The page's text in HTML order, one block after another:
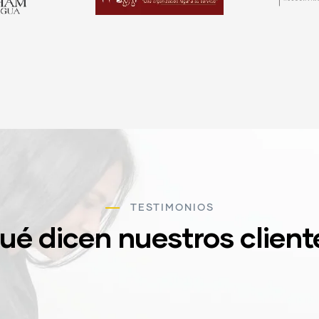
TESTIMONIOS
dicen nuestros